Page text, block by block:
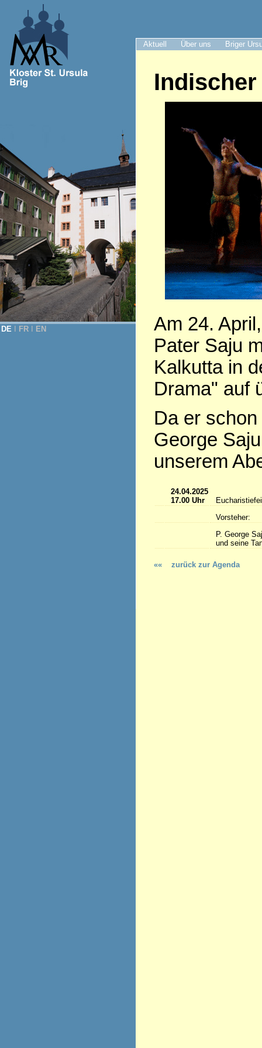
Aktuell Über uns Briger
DE FR EN
Indischer
Am 24.
Pater Saju
Kalkutta in
Drama" auf
Da er
George
unserem
24.04.2025
17.00 Uhr
Vorsteher:
P. George
und seine
«« zurück zur Agenda